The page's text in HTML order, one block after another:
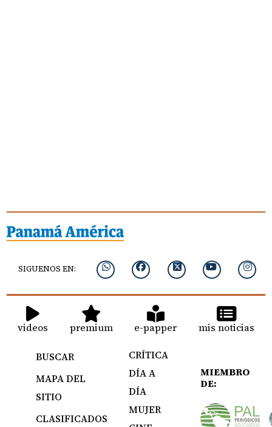
SIGUENOS EN:
videos premium e-papper mis noticias
BUSCAR
MAPA DEL
SITIO
CLASIFICADOS
CRÍTICA
DÍA A
DÍA
MUJER
MIEMBRO
DE: